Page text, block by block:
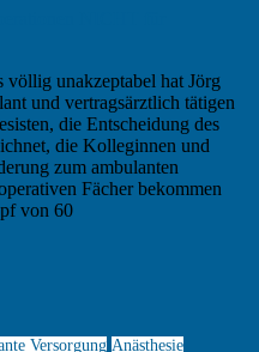
unakzeptabel hat Jörg
und vertragsärztlich tätigen
die Entscheidung des
die Kolleginnen und
zum ambulanten
Fächer bekommen
von 60
Versorgung Anästhesie